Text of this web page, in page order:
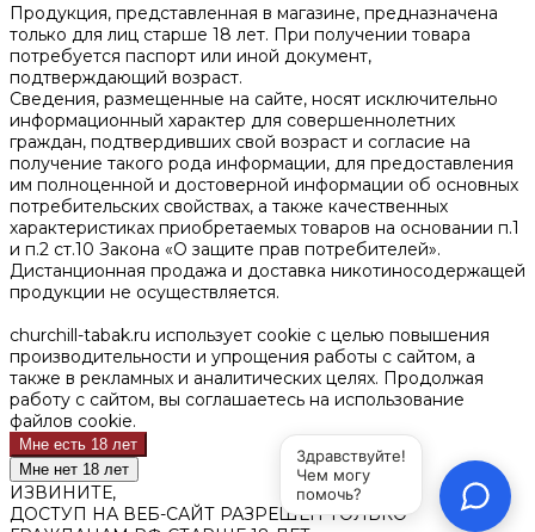
Продукция, представленная в магазине, предназначена
только для лиц старше 18 лет. При получении товара
потребуется паспорт или иной документ,
подтверждающий возраст.
Сведения, размещенные на сайте, носят исключительно
информационный характер для совершеннолетних
граждан, подтвердивших свой возраст и согласие на
получение такого рода информации, для предоставления
им полноценной и достоверной информации об основных
потребительских свойствах, а также качественных
характеристиках приобретаемых товаров на основании п.1
и п.2 ст.10 Закона «О защите прав потребителей».
Дистанционная продажа и доставка никотиносодержащей
продукции не осуществляется.
churchill-tabak.ru использует cookie c целью повышения
производительности и упрощения работы с сайтом, а
также в рекламных и аналитических целях. Продолжая
работу с сайтом, вы соглашаетесь на использование
файлов cookie.
Мне есть 18 лет
Мне нет 18 лет
ИЗВИНИТЕ,
ДОСТУП НА ВЕБ-САЙТ РАЗРЕШЕН ТОЛЬКО